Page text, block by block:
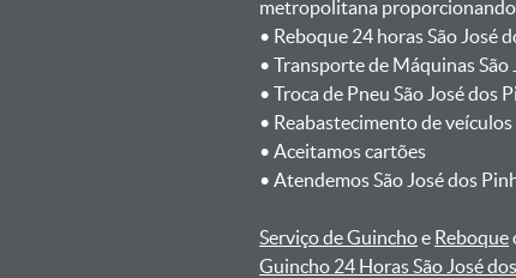
metropolitana
ㅤㅤ• Reboque 24 horas São
ㅤㅤ• Transporte de Máquinas
ㅤㅤ• Troca de Pneu São José
ㅤㅤ• Reabastecimento de
ㅤㅤ• Aceitamos cartões
ㅤㅤ• Atendemos São José dos
Serviço de Guinchoe Reboque
Guincho 24 Horas São José